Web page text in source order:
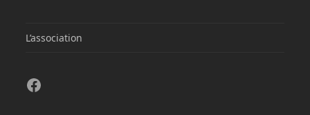
L’association
Facebook